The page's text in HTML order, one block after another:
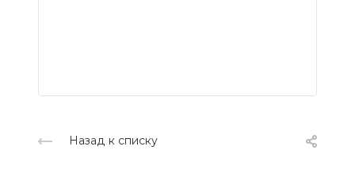
Назад к списку